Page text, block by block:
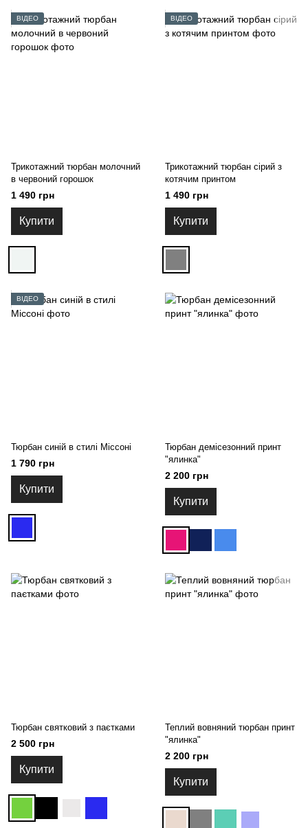
ВІДЕО
Трикотажний тюрбан молочний
в червоний горошок
1 490 грн
Купити
ВІДЕО
Трикотажний тюрбан сірий з
котячим принтом
1 490 грн
Купити
ВІДЕО
Тюрбан синій в стилі Міссоні
1 790 грн
Купити
Тюрбан демісезонний принт
"ялинка"
2 200 грн
Купити
Тюрбан святковий з паєтками
2 500 грн
Купити
Теплий вовняний тюрбан принт
"ялинка"
2 200 грн
Купити